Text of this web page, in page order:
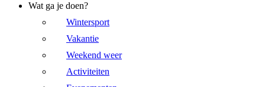
Wat ga je doen?
Wintersport
Vakantie
Weekend weer
Activiteiten